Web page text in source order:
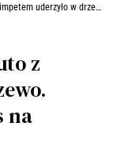
nie miał szans na przeżycie (ZDJĘCIA)
z
na